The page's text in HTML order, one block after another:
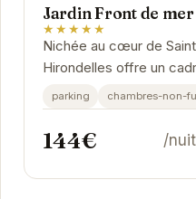
Jardin Front de mer
★★★★★
Nichée au cœur de
Hirondelles offre un
vacances en bord de
parking chambres-non-
144€ /nuit